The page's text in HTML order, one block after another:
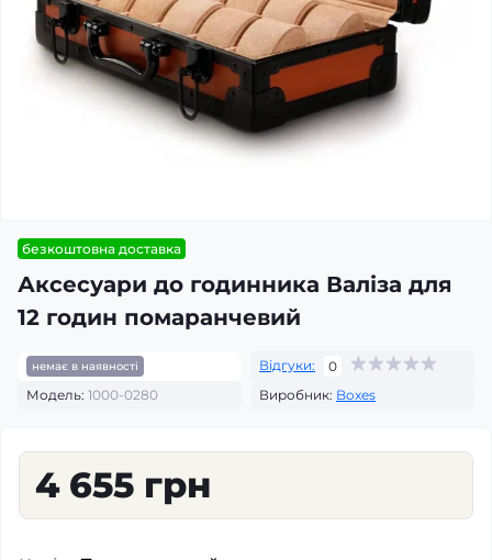
безкоштовна доставка
Аксесуари до годинника Валіза для
12 годин помаранчевий
немає в наявності Відгуки:
0
Модель: 1000-0280 Виробник: Boxes
4 655 грн